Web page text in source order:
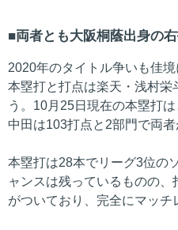
両者とも大阪桐蔭出身の
2020年のタイトル争いも佳
本塁打と打点は楽天・浅村
う。10月25日現在の本塁打
中田は103打点と2部門で両者
本塁打は28本でリーグ3位の
ャンスは残っているものの
がついており、完全にマッチ